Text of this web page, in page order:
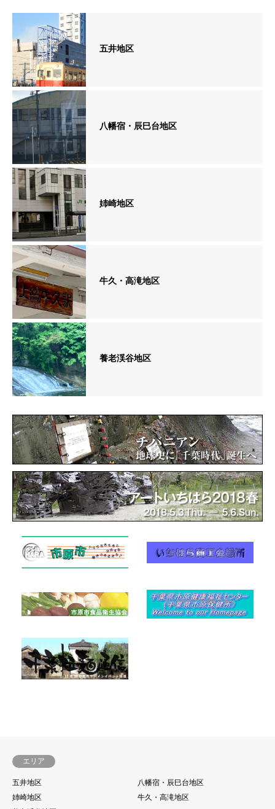
五井地区
八幡宿・辰巳台地区
姉崎地区
牛久・高滝地区
養老渓谷地区
エリア
五井地区
八幡宿・辰巳台地区
姉崎地区
牛久・高滝地区